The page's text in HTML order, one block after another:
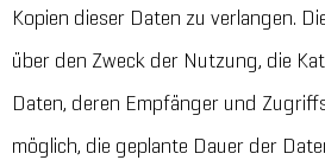
Kopien dieser Daten zu verlangen.
über den Zweck der Nutzung, die
Daten, deren Empfänger und
möglich, die geplante Dauer der